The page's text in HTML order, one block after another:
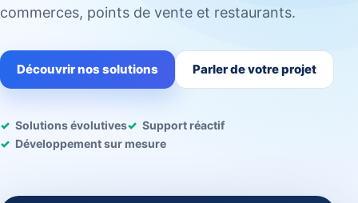
commerces, points de vente et restaurants.
Découvrir nos solutions Parler de votre projet
Solutions évolutives
Support réactif
Développement sur mesure